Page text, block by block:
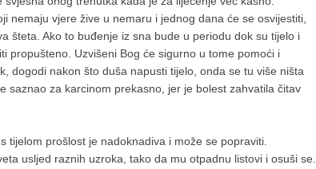
nemaju vjere žive u nemaru i jednog dana će se osvijestiti,
šteta. Ako to buđenje iz sna bude u periodu dok su tijelo i
propušteno. Uzvišeni Bog će sigurno u tome pomoći i
dogodi nakon što duša napusti tijelo, onda se tu više ništa
saznao za karcinom prekasno, jer je bolest zahvatila čitav
tijelom prošlost je nadoknadiva i može se popraviti.
usljed raznih uzroka, tako da mu otpadnu listovi i osuši se.